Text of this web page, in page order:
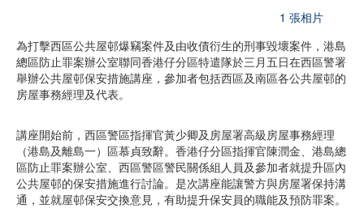
1 張相片
為打擊西區公共屋邨爆竊案件及由收債衍生的刑事毀壞案件，港島
總區防止罪案辦公室聯同香港仔分區特遣隊於三月五日在西區警署
舉辦公共屋邨保安措施講座，參加者包括西區及南區各公共屋邨的
房屋事務經理及代表。
講座開始前，西區警區指揮官黃少卿及房屋署高級房屋事務經理
（港島及離島一）區慕貞致辭。香港仔分區指揮官陳潤金、港島總
區防止罪案辦公室、西區警區警民關係組人員及參加者就提升區內
公共屋邨的保安措施進行討論。是次講座能讓警方與房屋署保持溝
通，並就屋邨保安交換意見，有助提升保安員的職能及預防罪案。